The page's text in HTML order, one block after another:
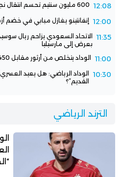
12:08 600 مليون سنتيم تحسم انتقال نجم الدوري الاحترافي للرجاء
12:00 إنفانتينو يغازل مبابي في خضم
11:35
الاتحاد السعودي يزاحم ريال
بعرض إلى مارسيليا
11:00 الوداد يتخلص من أرثور مقابل 450 مليون سنتيم
10:30
الوداد الرياضي: هل يعيد
القديم”؟
الترند الرياضي